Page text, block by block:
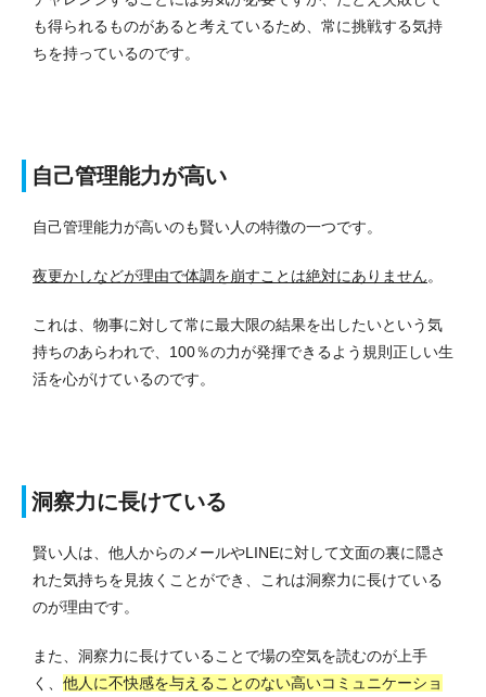
も得られるものがあると考えているため、常に挑戦する気持
ちを持っているのです。
自己管理能力が高い
自己管理能力が高いのも賢い人の特徴の一つです。
夜更かしなどが理由で体調を崩すことは絶対にありません。
これは、物事に対して常に最大限の結果を出したいという気
持ちのあらわれで、100％の力が発揮できるよう規則正しい生
活を心がけているのです。
洞察力に長けている
賢い人は、他人からのメールやLINEに対して文面の裏に隠さ
れた気持ちを見抜くことができ、これは洞察力に長けている
のが理由です。
また、洞察力に長けていることで場の空気を読むのが上手
く、 他人に不快感を与えることのない高いコミュニケーショ